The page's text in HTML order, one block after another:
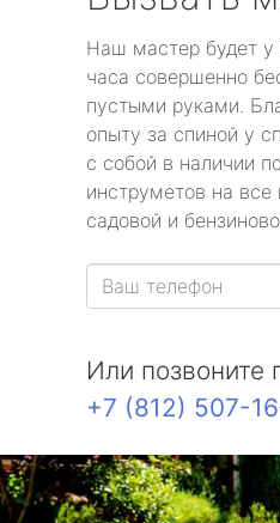
Наш мастер будет у
часа совершенно
пустыми руками.
опыту за спиной у
с собой в наличии
инструметов на
садовой и
Или позвоните
+7 (812) 507-